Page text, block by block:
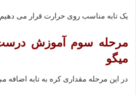
یک تابه مناسب روی حرارت قرار می
مرحله سوم آموزش
میگو
در این مرحله مقداری کره به تابه اضافه